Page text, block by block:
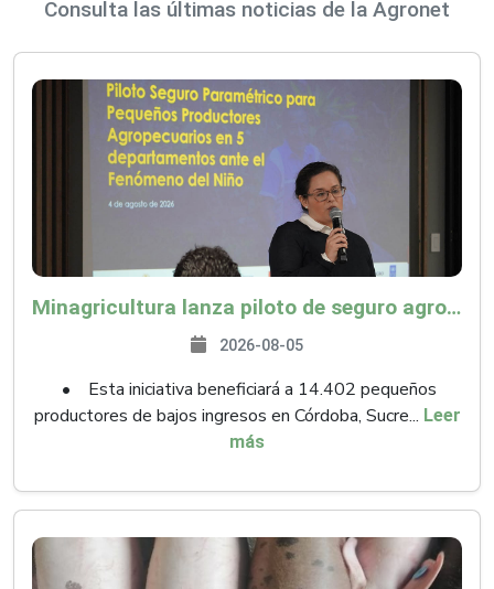
Consulta las últimas noticias de la Agronet
Minagricultura lanza piloto de seguro agropecuario por $9.625 millones para proteger a más de 14.000 pequeños productores contra riesgos del Fenómeno de El Niño
2026-08-05
• Esta iniciativa beneficiará a 14.402 pequeños
productores de bajos ingresos en Córdoba, Sucre... Leer
más